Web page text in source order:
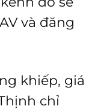
và đăng
khiếp, giá
chỉ